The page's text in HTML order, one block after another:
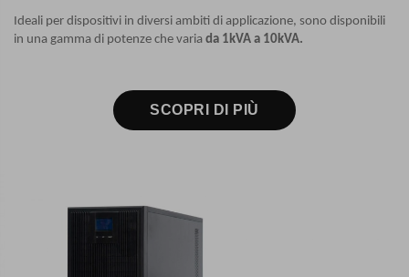
Ideali per dispositivi in diversi ambiti di applicazione, sono disponibili
in una gamma di potenze che varia da 1kVA a 10kVA.
SCOPRI DI PIÙ